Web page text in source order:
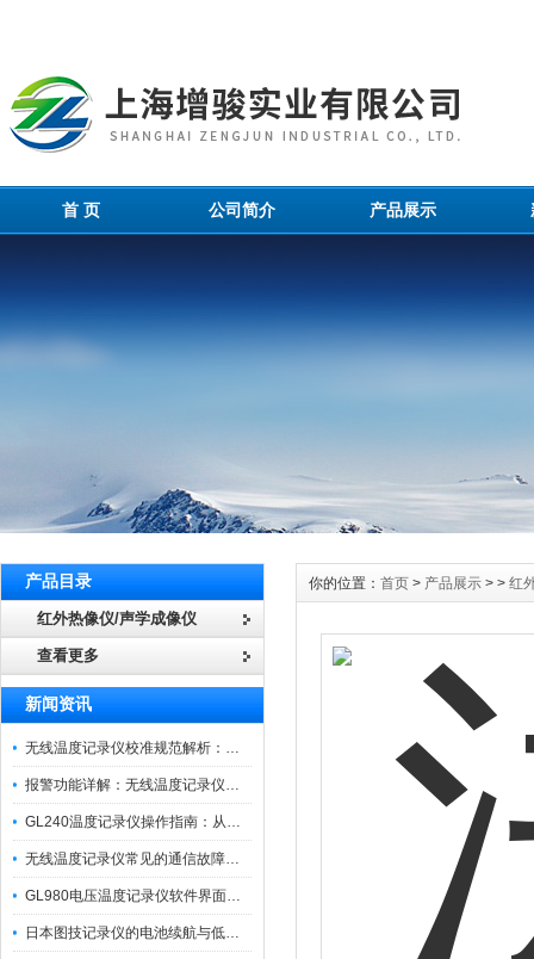
首 页 公司简介 产品展示
产品目录
红外热像仪/声学成像仪
查看更多
新闻资讯
无线温度记录仪校准规范解析：从多点比对到不确定度评定的实操流程
报警功能详解：无线温度记录仪的阈值设定与通知机制
GL240温度记录仪操作指南：从开箱、接线到数据导出的标准化流程
无线温度记录仪常见的通信故障诊断与排除指南
GL980电压温度记录仪软件界面功能与使用技巧
日本图技记录仪的电池续航与低功耗模式适用场景分析
你的位置： 首页 > 产品展示 > > 红